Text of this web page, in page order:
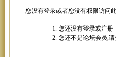
您没有登录或者您没有权限访问
您还没有登录或注册
您还不是论坛会员,